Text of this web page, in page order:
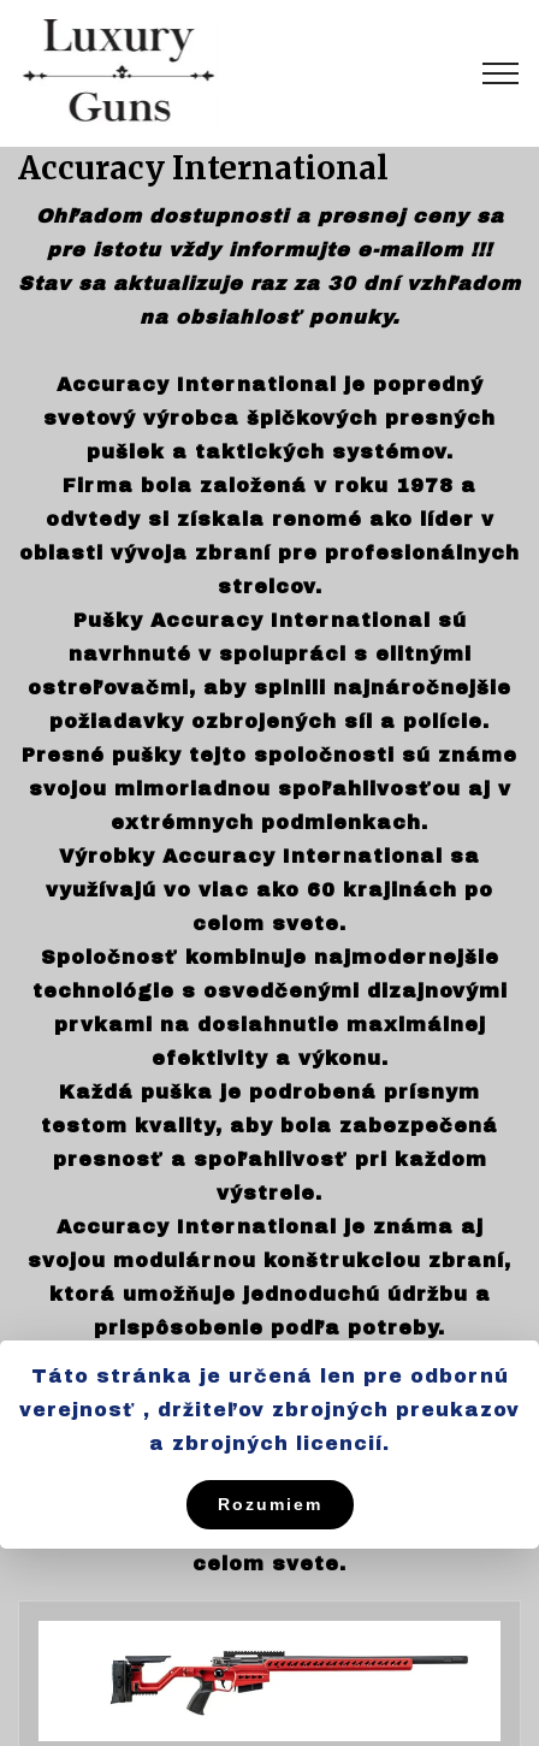
Accuracy International
Ohľadom dostupnosti a presnej ceny sa
pre istotu vždy informujte e-mailom !!!
Stav sa aktualizuje raz za 30 dní vzhľadom
na obsiahlosť ponuky.
Accuracy International je popredný
svetový výrobca špičkových presných
pušiek a taktických systémov.
Firma bola založená v roku 1978 a
odvtedy si získala renomé ako líder v
oblasti vývoja zbraní pre profesionálnych
strelcov.
Pušky Accuracy International sú
navrhnuté v spolupráci s elitnými
ostreľovačmi, aby splnili najnáročnejšie
požiadavky ozbrojených síl a polície.
Presné pušky tejto spoločnosti sú známe
svojou mimoriadnou spoľahlivosťou aj v
extrémnych podmienkach.
Výrobky Accuracy International sa
využívajú vo viac ako 60 krajinách po
celom svete.
Spoločnosť kombinuje najmodernejšie
technológie s osvedčenými dizajnovými
prvkami na dosiahnutie maximálnej
efektivity a výkonu.
Každá puška je podrobená prísnym
testom kvality, aby bola zabezpečená
presnosť a spoľahlivosť pri každom
výstrele.
Accuracy International je známa aj
svojou modulárnou konštrukciou zbraní,
ktorá umožňuje jednoduchú údržbu a
prispôsobenie podľa potreby.
pre dokonalosť v oblasti presnej streľby
a získala si dôveru profesionálov po
celom svete.
Táto stránka je určená len pre odbornú
verejnosť , držiteľov zbrojných preukazov
a zbrojných licencií.
Rozumiem